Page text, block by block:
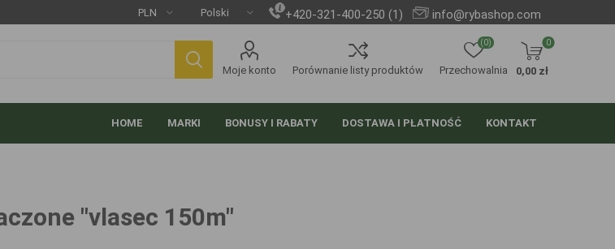
+420-321-400-250 (1) info@rybashop.com
Moje konto Porównanie listy produktów Przechowalnia
(0) 0
0,00 zł
HOME MARKI BONUSY I RABATY DOSTAWA I PŁATNOŚĆ KONTAKT
"vlasec 150m"